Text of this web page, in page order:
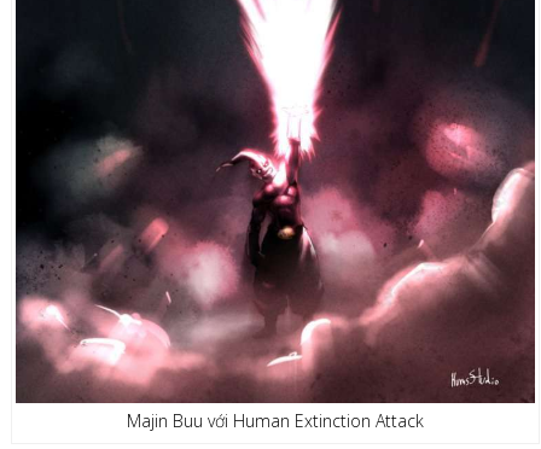
Majin Buu với Human Extinction Attack